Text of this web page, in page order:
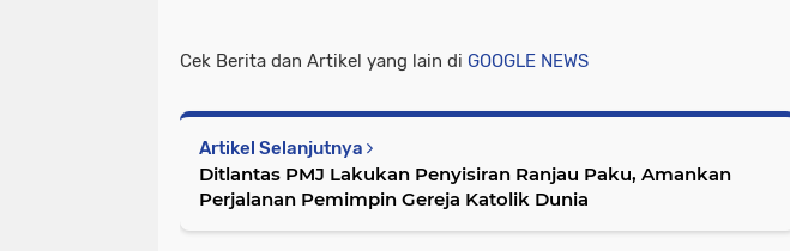
Cek Berita dan Artikel yang lain di GOOGLE NEWS
Artikel Selanjutnya
Ditlantas PMJ Lakukan Penyisiran Ranjau Paku, Amankan
Perjalanan Pemimpin Gereja Katolik Dunia